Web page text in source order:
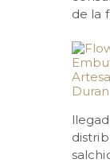
de la